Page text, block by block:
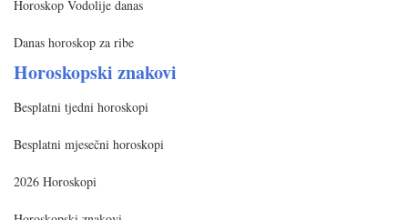
Horoskop Vodolije danas
Danas horoskop za ribe
Horoskopski znakovi
Besplatni tjedni horoskopi
Besplatni mjesečni horoskopi
2026 Horoskopi